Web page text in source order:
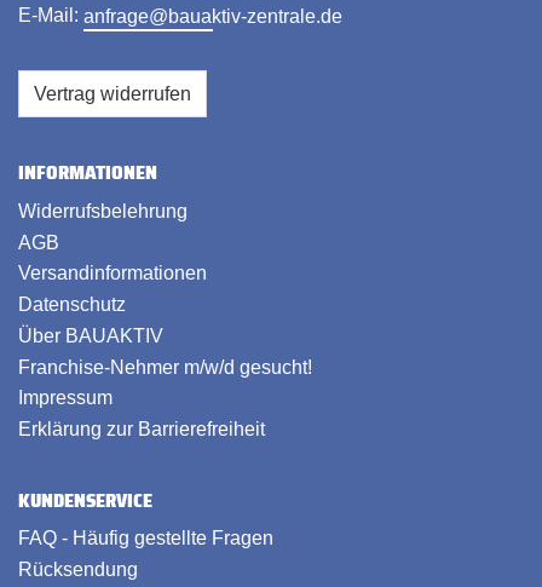
E-Mail: anfrage@bauaktiv-zentrale.de
Vertrag widerrufen
INFORMATIONEN
Widerrufsbelehrung
AGB
Versandinformationen
Datenschutz
Über BAUAKTIV
Franchise-Nehmer m/w/d gesucht!
Impressum
Erklärung zur Barrierefreiheit
KUNDENSERVICE
FAQ - Häufig gestellte Fragen
Rücksendung